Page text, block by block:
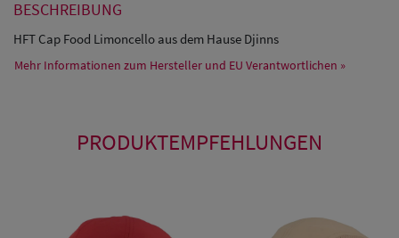
BESCHREIBUNG
HFT Cap Food Limoncello aus dem Hause Djinns
Mehr Informationen zum Hersteller und EU Verantwortlichen »
PRODUKTEMPFEHLUNGEN